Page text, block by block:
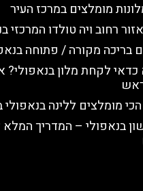
מומלצים במרכז העיר
רחוב ויה טולדו המרכזי
בריכה מקורה / פתוחה
לקחת מלון בנאפולי?
מומלצים ללינה
בנאפולי – המדריך המלא